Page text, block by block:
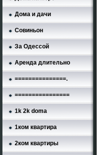
Дома и дачи
Совиньон
За Одессой
Аренда длительно
===============.
================
1k 2k doma
1ком квартира
2ком квартиры